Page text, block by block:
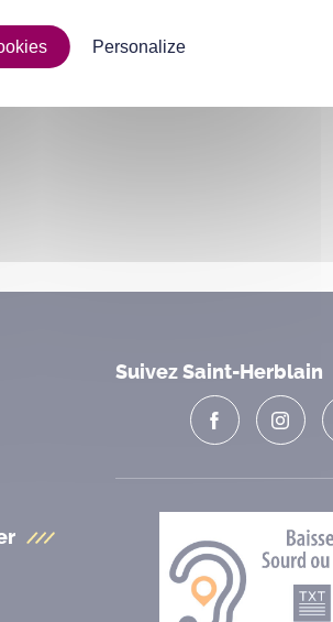
Suivez Saint-Herblain
Personalize